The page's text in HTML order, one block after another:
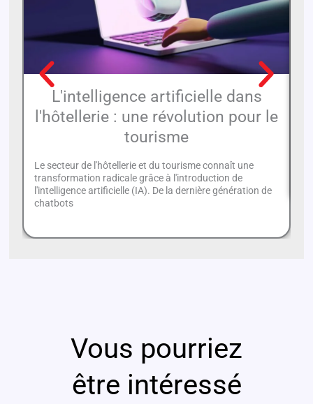
L'intelligence artificielle dans
l'hôtellerie : une révolution pour le
tourisme
Le secteur de l'hôtellerie et du tourisme connaît une
transformation radicale grâce à l'introduction de
l'intelligence artificielle (IA). De la dernière génération de
chatbots
Vous pourriez
être intéressé